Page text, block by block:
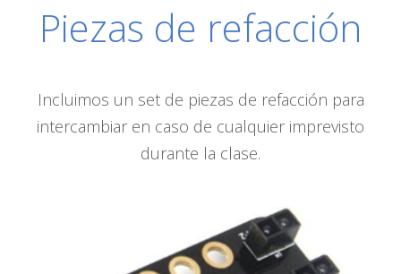
Piezas de refacción
Incluimos un set de piezas de refacción para
intercambiar en caso de cualquier imprevisto
durante la clase.